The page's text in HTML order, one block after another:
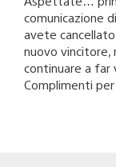
comunicazione
avete
nuovo
continuare a far
Complimenti per